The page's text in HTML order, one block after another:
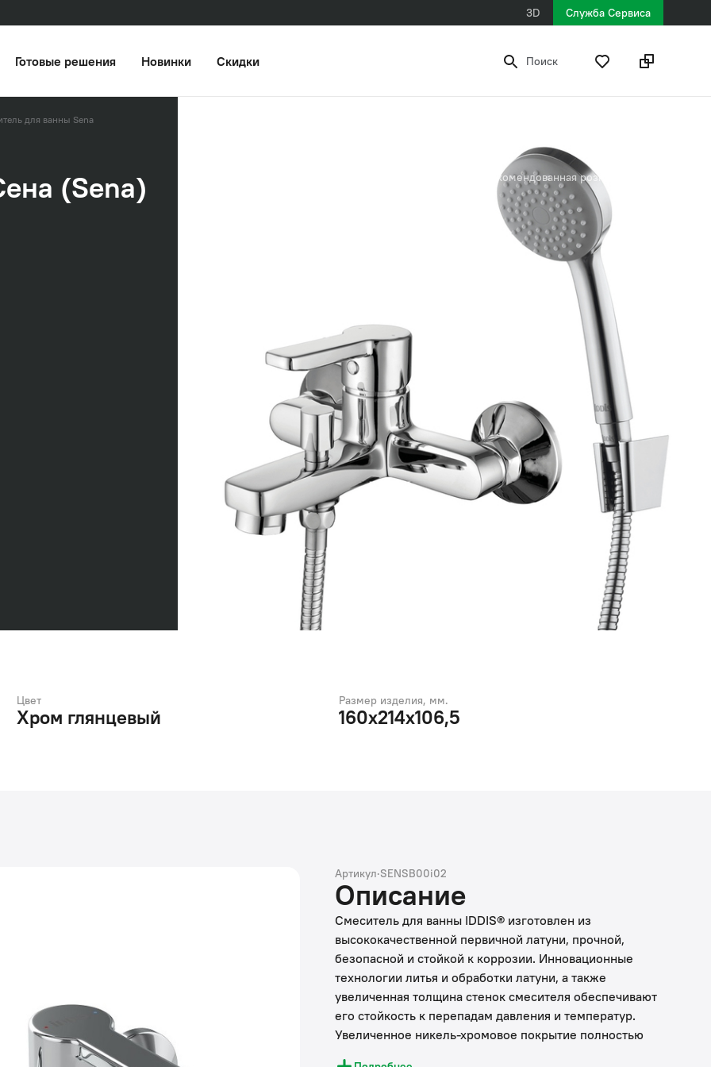
3D Служба Сервиса
Готовые решения Новинки Скидки Поиск
для ванны Sena
(Sena) рекомендованная розничная цена
Цвет
Хром глянцевый
Размер изделия, мм.
160x214x106,5
Артикул·SENSB00i02
Описание
Смеситель для ванны IDDIS® изготовлен из
высококачественной первичной латуни, прочной,
безопасной и стойкой к коррозии. Инновационные
технологии литья и обработки латуни, а также
увеличенная толщина стенок смесителя обеспечивают
его стойкость к перепадам давления и температур.
Увеличенное никель-хромовое покрытие полностью